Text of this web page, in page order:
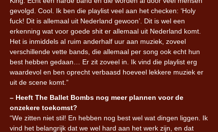
gevolgd. Cool. Ik ben die playlist veel aan het checken: ‘Holy
fuck! Dit is allemaal uit Nederland gewoon’. Dit is wel een
erkenning wat voor goede shit er allemaal uit Nederland komt.
Het is inmiddels al ruim anderhalf uur aan muziek, zoveel
verschillende vette bands, die allemaal per song ook echt hun
best hebben gedaan… Er zit zoveel in. Ik vind die playlist erg
waardevol en ben oprecht verbaasd hoeveel lekkere muziek er
uit de scene komt.”
– Heeft The Ballet Bombs nog meer plannen voor de
onzekere toekomst?
“We zitten niet stil! En hebben nog best wel wat dingen liggen. Ik
vind het belangrijk dat we wel hard aan het werk zijn, en dat